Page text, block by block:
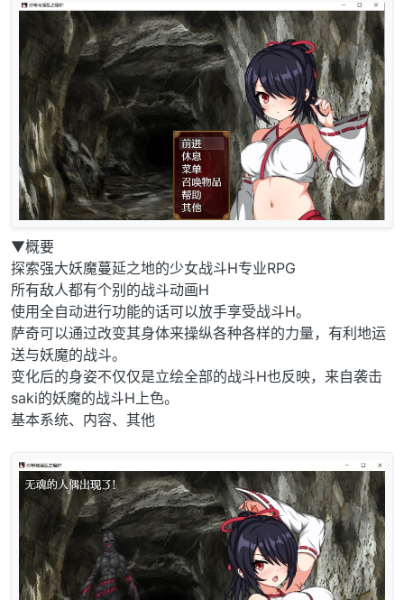
▼概要
探索强大妖魔蔓延之地的少女战斗H专业RPG
所有敌人都有个别的战斗动画H
使用全自动进行功能的话可以放手享受战斗H。
萨奇可以通过改变其身体来操纵各种各样的力量，有利地运
送与妖魔的战斗。
变化后的身姿不仅仅是立绘全部的战斗H也反映，来自袭击
saki的妖魔的战斗H上色。
基本系统、内容、其他